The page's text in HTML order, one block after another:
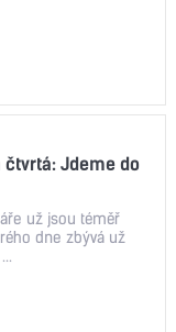
Jdeme do
už jsou téměř
dne zbývá už